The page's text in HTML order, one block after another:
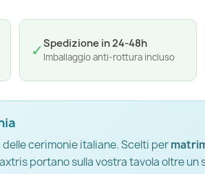
✓Spedizione in 24-48h
Imballaggio anti-rottura incluso
delle cerimonie italiane. Scelti per
portano sulla vostra tavola oltre